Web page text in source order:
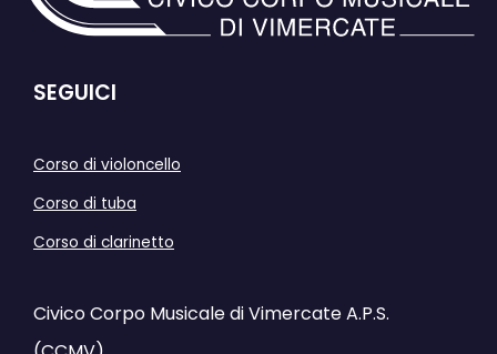
SEGUICI
Corso di violoncello
Corso di tuba
Corso di clarinetto
Civico Corpo Musicale di Vimercate A.P.S.